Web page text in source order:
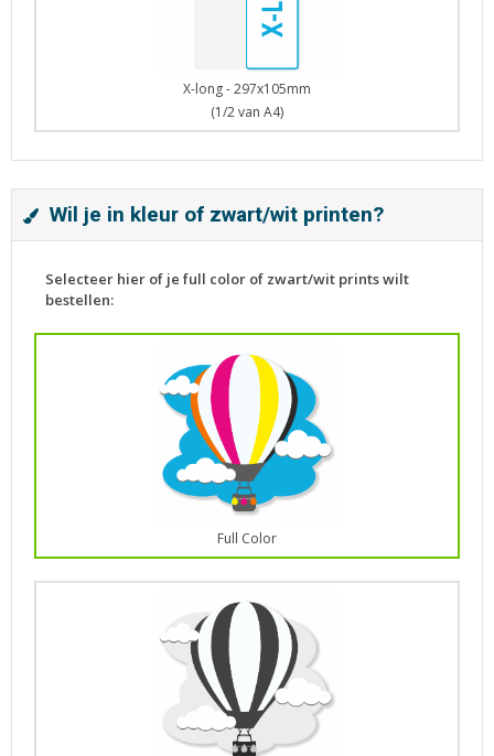
X-long - 297x105mm
(1/2 van A4)
Wil je in kleur of zwart/wit printen?
Selecteer hier of je full color of zwart/wit prints wilt
bestellen:
Full Color